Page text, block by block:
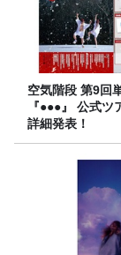
空気階段 第9回
『●●●』 公式ツ
詳細発表！